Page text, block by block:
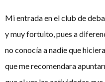
Mi entrada en el club de
y muy fortuito, pues a
no conocía a nadie que
que me recomendara